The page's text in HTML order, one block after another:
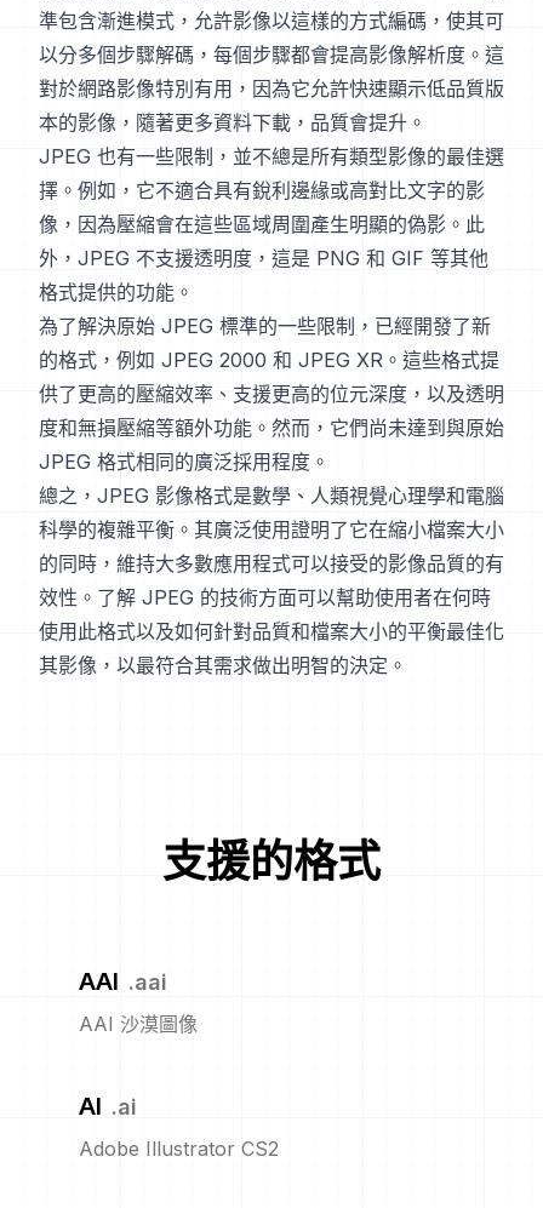
準包含漸進模式，允許影像以這樣的方式編碼，使其可
以分多個步驟解碼，每個步驟都會提高影像解析度。這
對於網路影像特別有用，因為它允許快速顯示低品質版
本的影像，隨著更多資料下載，品質會提升。
JPEG 也有一些限制，並不總是所有類型影像的最佳選
擇。例如，它不適合具有銳利邊緣或高對比文字的影
像，因為壓縮會在這些區域周圍產生明顯的偽影。此
外，JPEG 不支援透明度，這是 PNG 和 GIF 等其他
格式提供的功能。
為了解決原始 JPEG 標準的一些限制，已經開發了新
的格式，例如 JPEG 2000 和 JPEG XR。這些格式提
供了更高的壓縮效率、支援更高的位元深度，以及透明
度和無損壓縮等額外功能。然而，它們尚未達到與原始
JPEG 格式相同的廣泛採用程度。
總之，JPEG 影像格式是數學、人類視覺心理學和電腦
科學的複雜平衡。其廣泛使用證明了它在縮小檔案大小
的同時，維持大多數應用程式可以接受的影像品質的有
效性。了解 JPEG 的技術方面可以幫助使用者在何時
使用此格式以及如何針對品質和檔案大小的平衡最佳化
其影像，以最符合其需求做出明智的決定。
支援的格式
AAI .aai
AAI 沙漠圖像
AI .ai
Adobe Illustrator CS2